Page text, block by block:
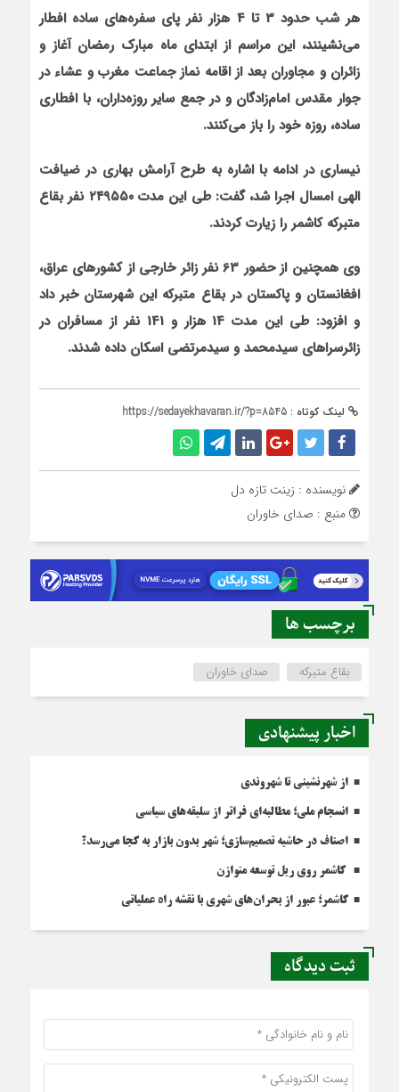
هر شب حدود 3 تا 4 هزار نفر پای سفره‌های ساده افطار
می‌نشینند، این مراسم از ابتدای ماه مبارک رمضان آغاز و
زائران و مجاوران بعد از اقامه نماز جماعت مغرب و عشاء در
جوار مقدس امام‌زادگان و در جمع سایر روزه‌داران، با افطاری
ساده، روزه خود را باز می‌کنند.
نیساری در ادامه با اشاره به طرح آرامش بهاری در ضیافت
الهی امسال اجرا شد، گفت: طی این مدت ۲۴۹۵۵۰ نفر بقاع
متبرکه کاشمر را زیارت کردند.
وی هم‏چنین از حضور 63 نفر زائر خارجی از کشورهای عراق،
افغانستان و پاکستان در بقاع متبرکه این شهرستان خبر داد
و افزود: طی این مدت 14 هزار و 141 نفر از مسافران در
زائرسراهای سیدمحمد و سیدمرتضی اسکان داده شدند.
لینک کوتاه : https://sedayekhavaran.ir/?p=8545
نویسنده : زینت تازه دل
منبع : صدای خاوران
برچسب ها
بقاع متبرکه صدای خاوران
اخبار پیشنهادی
از شهرنشینی تا شهروندی
انسجام ملی؛ مطالبه‌ای فراتر از سلیقه‌های سیاسی
اصناف در حاشیه تصمیم‌سازی؛ شهر بدون بازار به کجا می‌رسد؟
کاشمر روی ریل توسعه متوازن
کاشمر؛ عبور از بحران‌های شهری با نقشه راه عملیاتی
ثبت دیدگاه